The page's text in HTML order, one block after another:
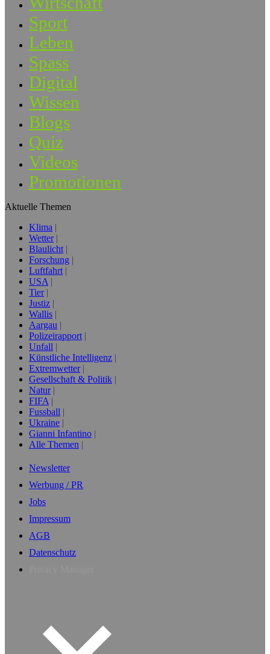
Sport
Leben
Spass
Digital
Wissen
Blogs
Quiz
Videos
Promotionen
Aktuelle Themen
Klima
Wetter
Blaulicht
Forschung
Luftfahrt
USA
Tier
Justiz
Wallis
Aargau
Polizeirapport
Unfall
Künstliche Intelligenz
Extremwetter
Gesellschaft & Politik
Natur
FIFA
Fussball
Ukraine
Gianni Infantino
Alle Themen
Newsletter
Werbung / PR
Jobs
Impressum
AGB
Datenschutz